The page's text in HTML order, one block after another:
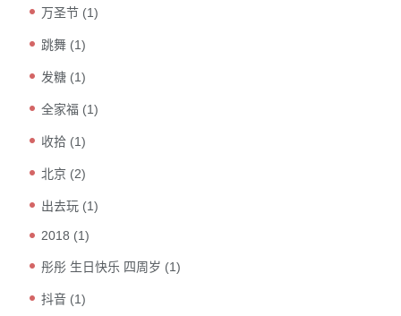
万圣节 (1)
跳舞 (1)
发糖 (1)
全家福 (1)
收拾 (1)
北京 (2)
出去玩 (1)
2018 (1)
彤彤 生日快乐 四周岁 (1)
抖音 (1)